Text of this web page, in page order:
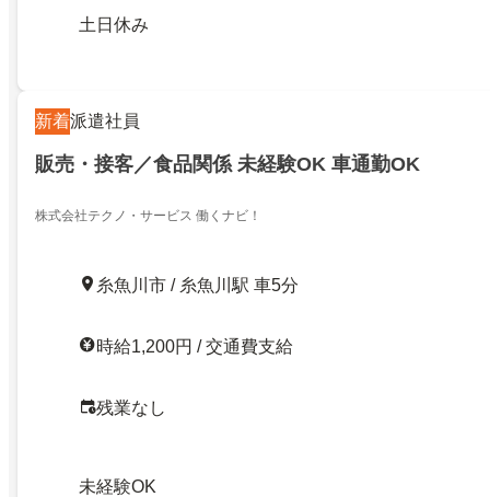
土日休み
新着派遣社員
販売・接客／食品関係 未経験OK 車通勤OK
株式会社テクノ・サービス 働くナビ！
糸魚川市 / 糸魚川駅 車5分
時給1,200円 / 交通費支給
残業なし
未経験OK